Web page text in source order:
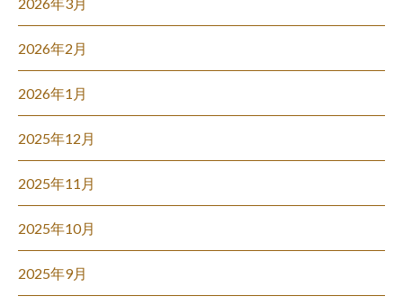
2026年2月
2026年1月
2025年12月
2025年11月
2025年10月
2025年9月